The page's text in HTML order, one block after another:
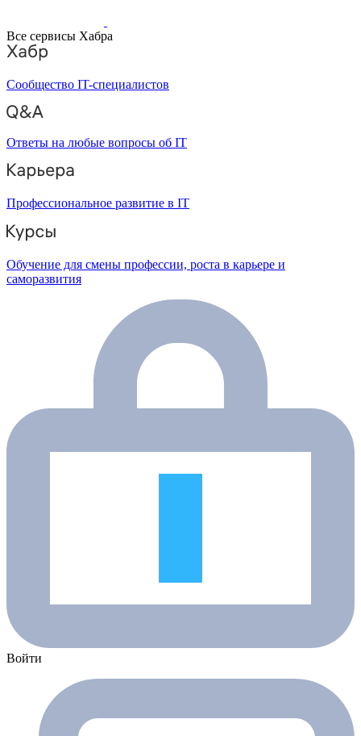
Все сервисы Хабра
Сообщество IT-специалистов
Ответы на любые вопросы об IT
Профессиональное развитие в IT
Обучение для смены профессии, роста в карьере и
саморазвития
Войти